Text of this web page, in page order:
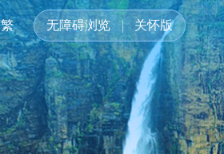
繁 无障碍浏览 关怀版